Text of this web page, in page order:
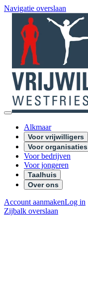
Navigatie overslaan
Alkmaar
Voor vrijwilligers
Voor organisaties
Voor bedrijven
Voor jongeren
Taalhuis
Over ons
Account aanmakenLog in
Zijbalk overslaan